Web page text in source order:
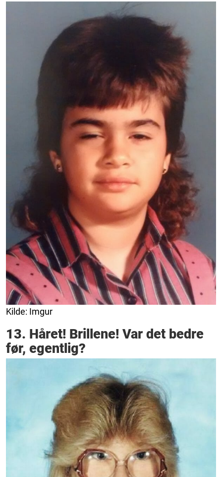
Kilde: Imgur
13. Håret! Brillene! Var det bedre
før, egentlig?